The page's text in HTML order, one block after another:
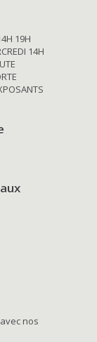
19H
14H
nos